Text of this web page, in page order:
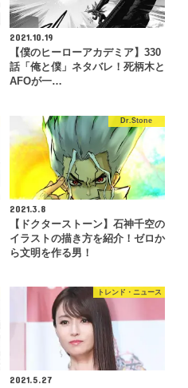
2021.10.19
【僕のヒーローアカデミア】330
話「俺と僕」ネタバレ！死柄木と
AFOが一…
Dr.Stone
2021.3.8
【ドクターストーン】石神千空の
イラストの描き方を紹介！ゼロか
ら文明を作る男！
トレンド・ニュース
2021.5.27